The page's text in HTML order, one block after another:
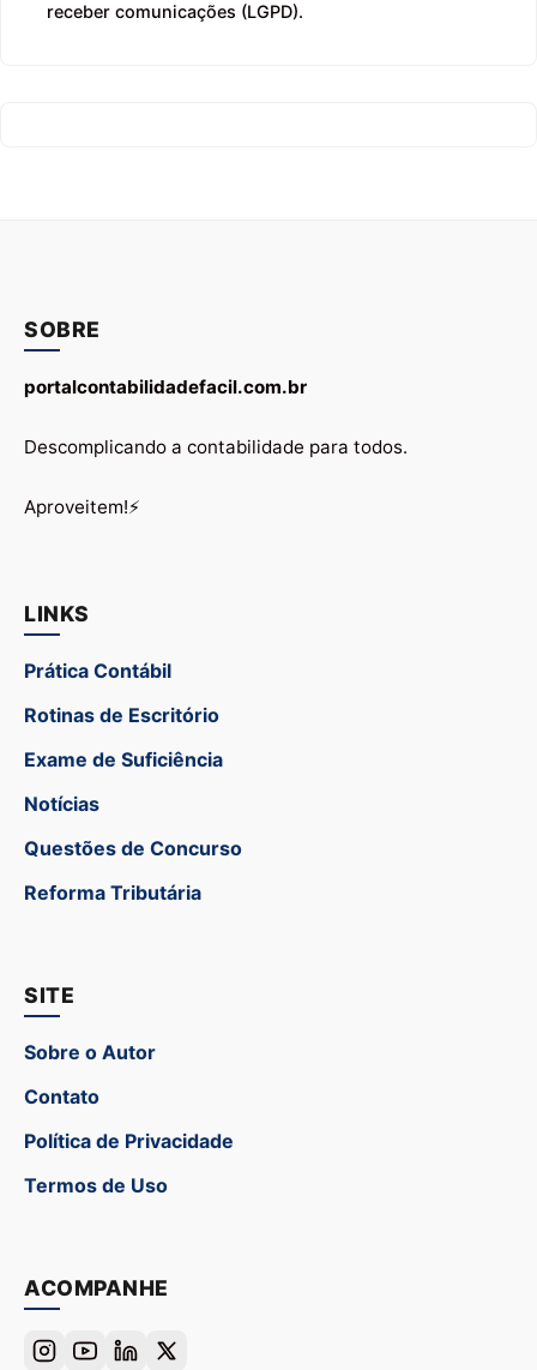
receber comunicações (LGPD).
SOBRE
portalcontabilidadefacil.com.br
Descomplicando a contabilidade para todos.
Aproveitem!⚡
LINKS
Prática Contábil
Rotinas de Escritório
Exame de Suficiência
Notícias
Questões de Concurso
Reforma Tributária
SITE
Sobre o Autor
Contato
Política de Privacidade
Termos de Uso
ACOMPANHE